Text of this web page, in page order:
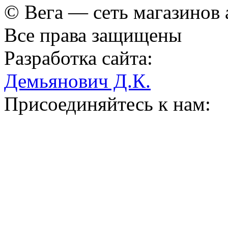
© Вега — сеть магазинов
Все права защищены
Разработка сайта:
Демьянович Д.К.
Присоединяйтесь к нам: